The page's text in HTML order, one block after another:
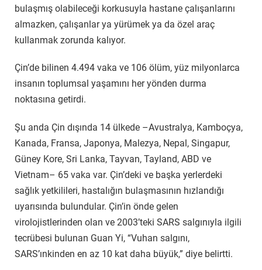
bulaşmış olabileceği korkusuyla hastane çalışanlarını
almazken, çalışanlar ya yürümek ya da özel araç
kullanmak zorunda kalıyor.
Çin’de bilinen 4.494 vaka ve 106 ölüm, yüz milyonlarca
insanın toplumsal yaşamını her yönden durma
noktasına getirdi.
Şu anda Çin dışında 14 ülkede –Avustralya, Kamboçya,
Kanada, Fransa, Japonya, Malezya, Nepal, Singapur,
Güney Kore, Sri Lanka, Tayvan, Tayland, ABD ve
Vietnam– 65 vaka var. Çin’deki ve başka yerlerdeki
sağlık yetkilileri, hastalığın bulaşmasının hızlandığı
uyarısında bulundular. Çin’in önde gelen
virolojistlerinden olan ve 2003’teki SARS salgınıyla ilgili
tecrübesi bulunan Guan Yi, “Vuhan salgını,
SARS’ınkinden en az 10 kat daha büyük,” diye belirtti.